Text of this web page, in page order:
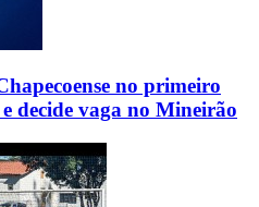
no primeiro
decide vaga no Mineirão